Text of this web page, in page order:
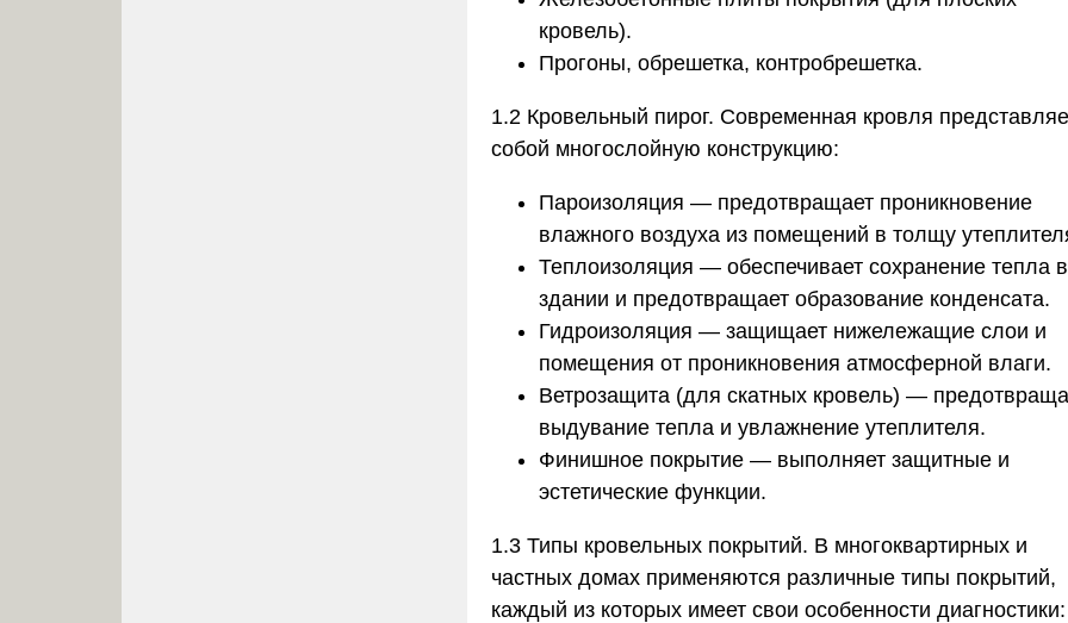
кровель).
Прогоны, обрешетка, контробрешетка.
1.2 Кровельный пирог. Современная кровля
собой многослойную конструкцию:
Пароизоляция — предотвращает проникновение
влажного воздуха из помещений в толщу
Теплоизоляция — обеспечивает сохранение тепла в
здании и предотвращает образование конденсата.
Гидроизоляция — защищает нижележащие слои и
помещения от проникновения атмосферной влаги.
Ветрозащита (для скатных кровель) —
выдувание тепла и увлажнение утеплителя.
Финишное покрытие — выполняет защитные и
эстетические функции.
1.3 Типы кровельных покрытий. В многоквартирных и
частных домах применяются различные типы покрытий,
каждый из которых имеет свои особенности диагностики: